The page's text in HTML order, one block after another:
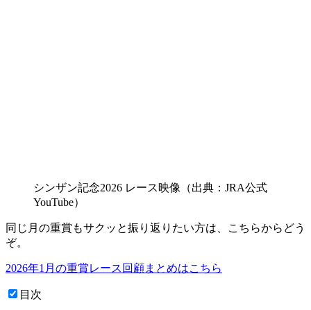
シンザン記念2026 レース映像（出典：JRA公式
YouTube）
同じ月の重賞もサクッと振り返りたい方は、こちらからどう
ぞ。
2026年1月の重賞レース回顧まとめはこちら
目次